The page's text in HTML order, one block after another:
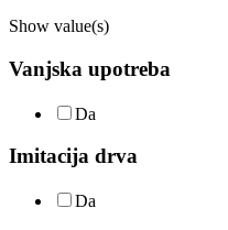
Show value(s)
Vanjska upotreba
Da
Imitacija drva
Da